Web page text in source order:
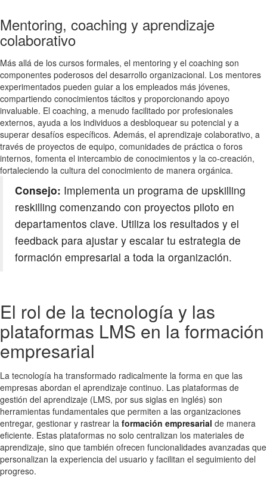
Mentoring, coaching y aprendizaje
colaborativo
Más allá de los cursos formales, el mentoring y el coaching son
componentes poderosos del desarrollo organizacional. Los mentores
experimentados pueden guiar a los empleados más jóvenes,
compartiendo conocimientos tácitos y proporcionando apoyo
invaluable. El coaching, a menudo facilitado por profesionales
externos, ayuda a los individuos a desbloquear su potencial y a
superar desafíos específicos. Además, el aprendizaje colaborativo, a
través de proyectos de equipo, comunidades de práctica o foros
internos, fomenta el intercambio de conocimientos y la co-creación,
fortaleciendo la cultura del conocimiento de manera orgánica.
Consejo: Implementa un programa de upskilling
reskilling comenzando con proyectos piloto en
departamentos clave. Utiliza los resultados y el
feedback para ajustar y escalar tu estrategia de
formación empresarial a toda la organización.
El rol de la tecnología y las
plataformas LMS en la formación
empresarial
La tecnología ha transformado radicalmente la forma en que las
empresas abordan el aprendizaje continuo. Las plataformas de
gestión del aprendizaje (LMS, por sus siglas en inglés) son
herramientas fundamentales que permiten a las organizaciones
entregar, gestionar y rastrear la formación empresarial de manera
eficiente. Estas plataformas no solo centralizan los materiales de
aprendizaje, sino que también ofrecen funcionalidades avanzadas que
personalizan la experiencia del usuario y facilitan el seguimiento del
progreso.